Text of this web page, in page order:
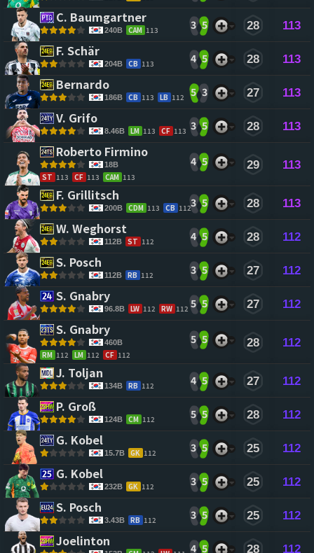
C. Baumgartner
240B CAM 113 3 5 28 113
F. Schär
204B CB 113 4 5 28 113
Bernardo
186B CB 113 LB 112 5 3 27 113
V. Grifo
8.46B LM 113 CF 113 3 5 28 113
Roberto Firmino
18B
ST 113 CF 113 CAM 113
4 5 29 113
F. Grillitsch
200B CDM 113 CB 1123 5 28 113
W. Weghorst
112B ST 112 4 5 28 112
S. Posch
112B RB 112 3 5 27 112
S. Gnabry
96.8B LW 112 RW 112 5 5 27 112
S. Gnabry
460B
RM 112 LM 112 CF 112
5 5 28 112
J. Toljan
134B RB 112 4 5 27 112
P. Groß
124B CM 112 5 5 28 112
G. Kobel
15.7B GK 112 3 5 25 112
G. Kobel
232B GK 112 3 5 25 112
S. Posch
3.43B RB 112 3 5 25 112
Joelinton 4 5 28 112